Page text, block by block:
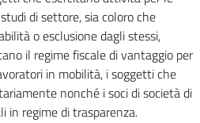
di settore, sia coloro che
o esclusione dagli stessi,
il regime fiscale di vantaggio per
in mobilità, i soggetti che
nonché i soci di società di
in regime di trasparenza.